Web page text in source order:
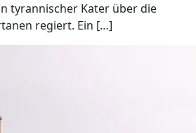
tyrannischer Kater über die
regiert. Ein […]